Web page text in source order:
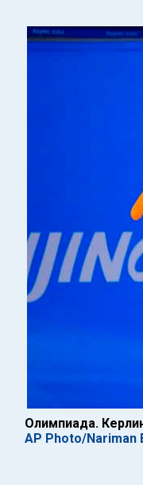
Олимпиада.
AP Photo/Nariman